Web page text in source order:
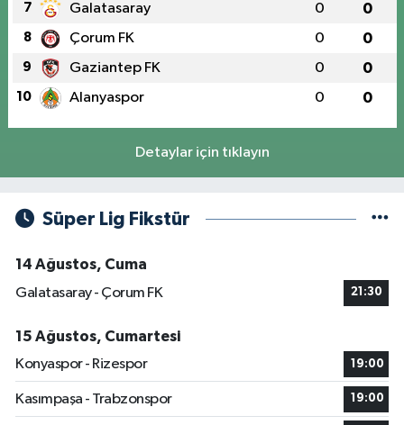
7 Galatasaray 0 0
8 Çorum FK 0 0
9 Gaziantep FK 0 0
10 Alanyaspor 0 0
Detaylar için tıklayın
Süper Lig Fikstür
14 Ağustos, Cuma
Galatasaray - Çorum FK
21:30
15 Ağustos, Cumartesi
Konyaspor - Rizespor
19:00
Kasımpaşa - Trabzonspor 19:00